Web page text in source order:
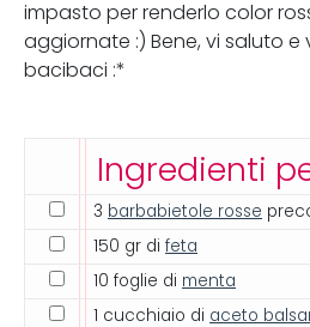
impasto per renderlo color
aggiornate :) Bene, vi saluto e
bacibaci :*
Ingredienti
3 barbabietole rosse
150 gr di feta
10 foglie di menta
1 cucchiaio di aceto